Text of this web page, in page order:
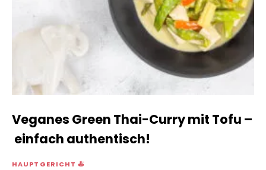
Veganes Green Thai-Curry mit Tofu –
einfach authentisch!
HAUPTGERICHT 🍝